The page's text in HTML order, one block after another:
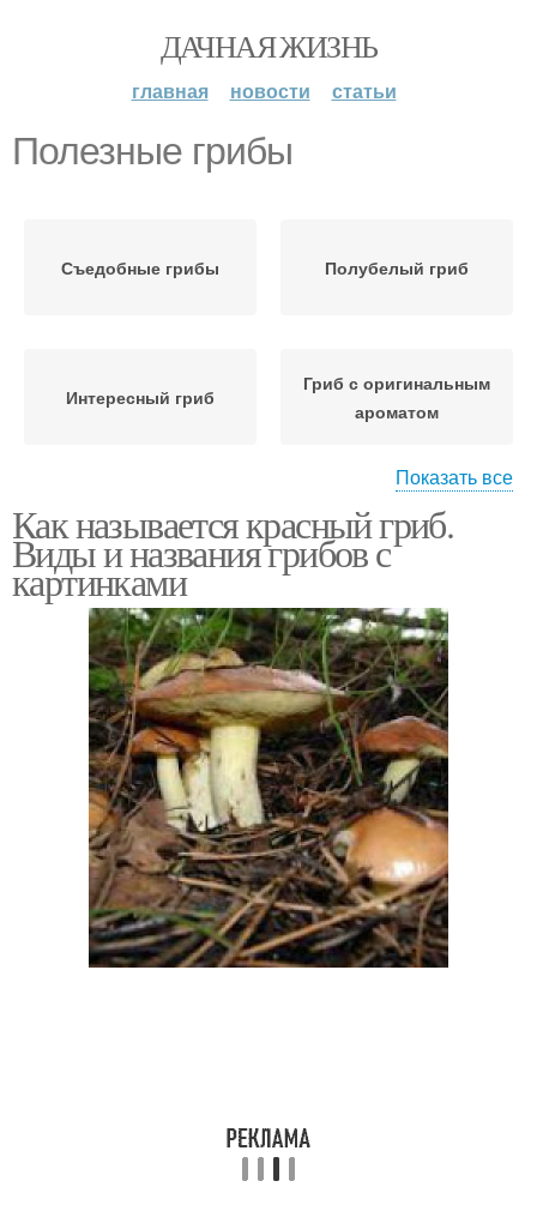
ДАЧНАЯ ЖИЗНЬ
главная новости статьи
Полезные грибы
Съедобные грибы Полубелый гриб
Интересный гриб
Гриб с оригинальным
ароматом
Кольчатый гриб Рецепты с грибами
Пигог с грибами Фасоли с грибами
Лесные грибы Завтрак с грибами
Показать все
Как называется красный гриб.
Виды и названия грибов с
картинками